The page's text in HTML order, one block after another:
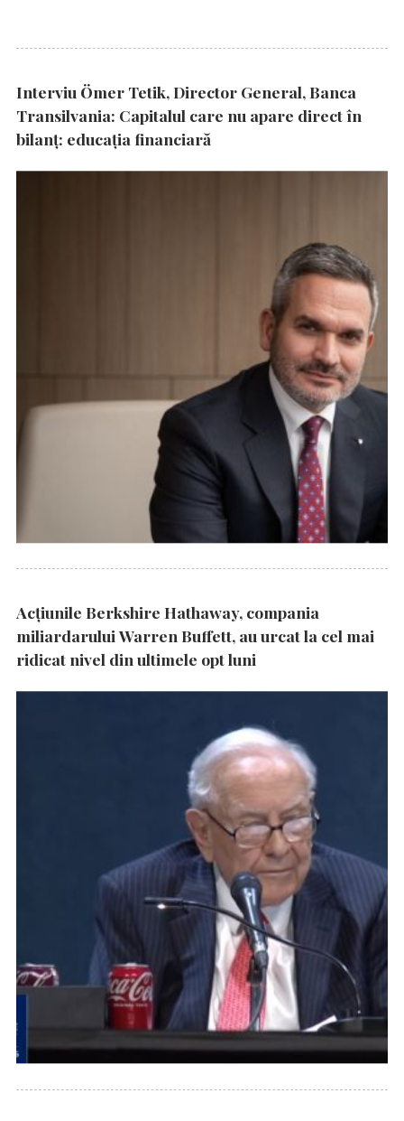
Interviu Ömer Tetik, Director General, Banca
Transilvania: Capitalul care nu apare direct în
bilanț: educația financiară
Acțiunile Berkshire Hathaway, compania
miliardarului Warren Buffett, au urcat la cel mai
ridicat nivel din ultimele opt luni